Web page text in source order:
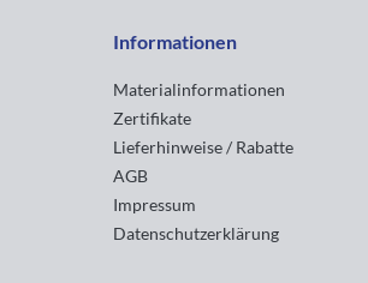
Informationen
Materialinformationen
Zertifikate
Lieferhinweise / Rabatte
AGB
Impressum
Datenschutzerklärung